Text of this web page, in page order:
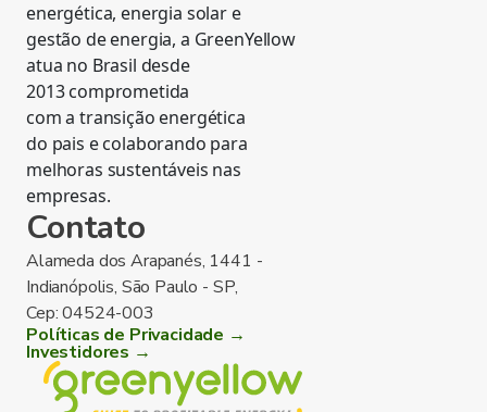
energética, energia solar e
gestão de energia, a GreenYellow
atua no Brasil desde
2013 comprometida
com a transição energética
do pais e colaborando para
melhoras sustentáveis nas
empresas.
Contato
Alameda dos Arapanés, 1441 -
Indianópolis, São Paulo - SP,
Cep: 04524-003
Políticas de Privacidade →
Investidores →